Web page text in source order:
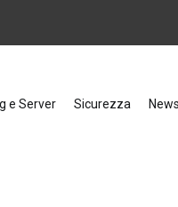
e Server Sicurezza News